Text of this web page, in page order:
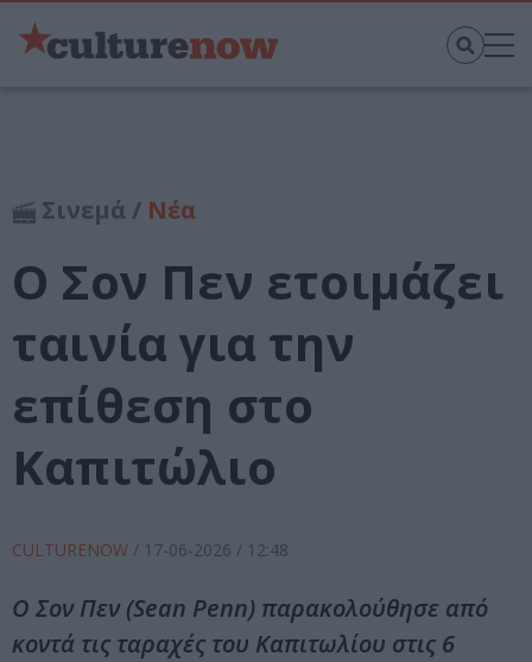
Σινεμά / Νέα
Ο Σον Πεν ετοιμάζει
ταινία για την
επίθεση στο
Καπιτώλιο
CULTURENOW / 17-06-2026 / 12:48
Ο Σον Πεν (Sean Penn) παρακολούθησε από
κοντά τις ταραχές του Καπιτωλίου στις 6